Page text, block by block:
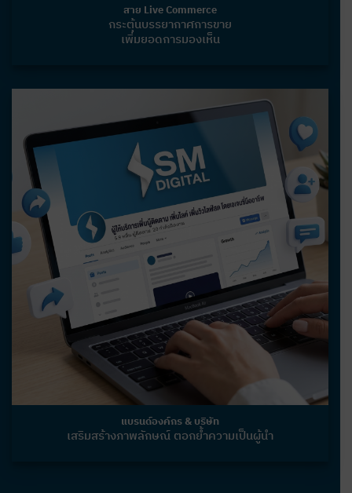
สาย Live Commerce
กระตุ้นบรรยากาศการขาย
เพิ่มยอดการมองเห็น
แบรนด์องค์กร & บริษัท
เสริมสร้างภาพลักษณ์ ตอกย้ำความเป็นผู้นำ